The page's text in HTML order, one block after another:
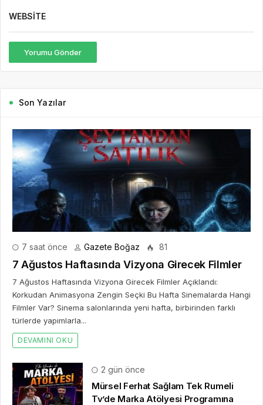
WEBSITE
Yorumu Gönder
Son Yazılar
7 saat önce Gazete Boğaz 81
7 Ağustos Haftasında Vizyona Girecek Filmler
7 Ağustos Haftasında Vizyona Girecek Filmler Açıklandı:
Korkudan Animasyona Zengin Seçki Bu Hafta Sinemalarda Hangi
Filmler Var? Sinema salonlarında yeni hafta, birbirinden farklı
türlerde yapımlarla...
DEVAMINI OKU
2 gün önce
Mürsel Ferhat Sağlam Tek Rumeli
Tv’de Marka Atölyesi Programına